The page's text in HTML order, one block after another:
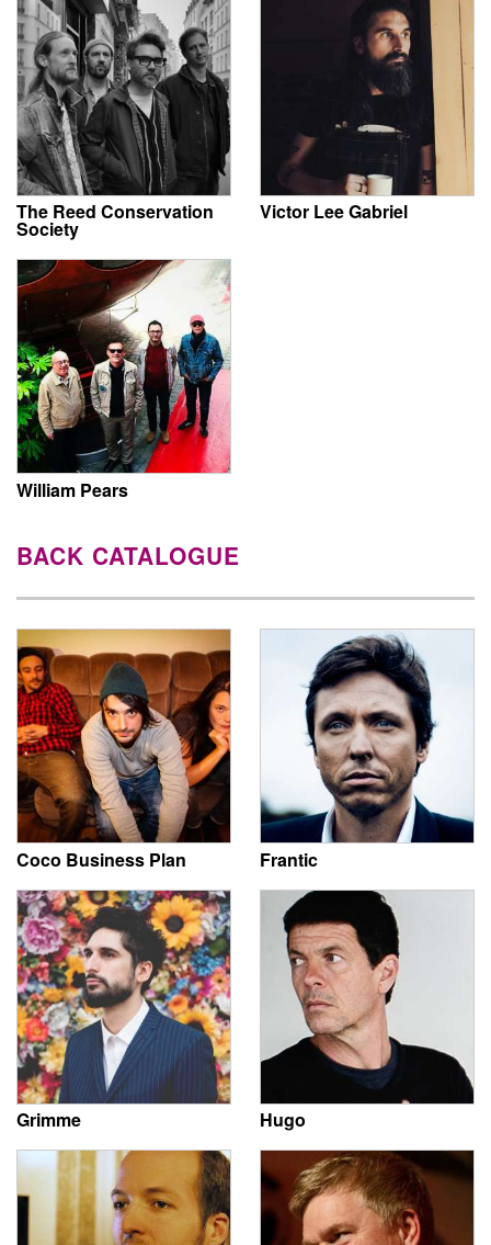
The Reed Conservation
Society
Victor Lee Gabriel
William Pears
BACK CATALOGUE
Coco Business Plan Frantic
Grimme Hugo